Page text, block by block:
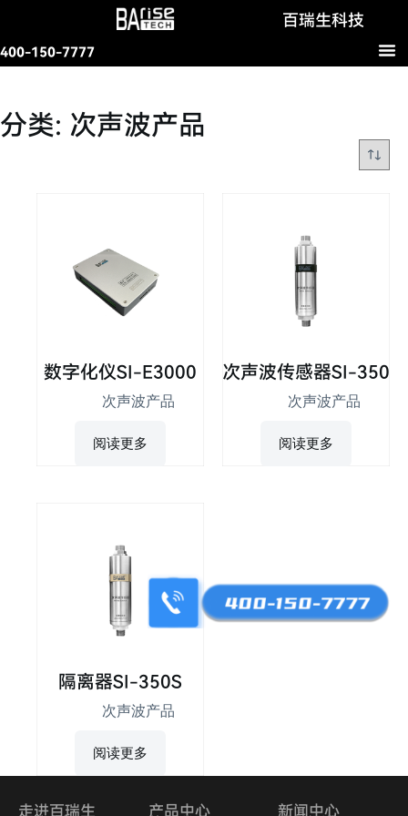
内
百瑞生科技
400-150-7777
分类: 次声波产品
数字化仪SI-E3000
次声波产品
阅读更多
次声波传感器SI-350
次声波产品
阅读更多
隔离器SI-350S
次声波产品
阅读更多
走进百瑞生 产品中心 新闻中心